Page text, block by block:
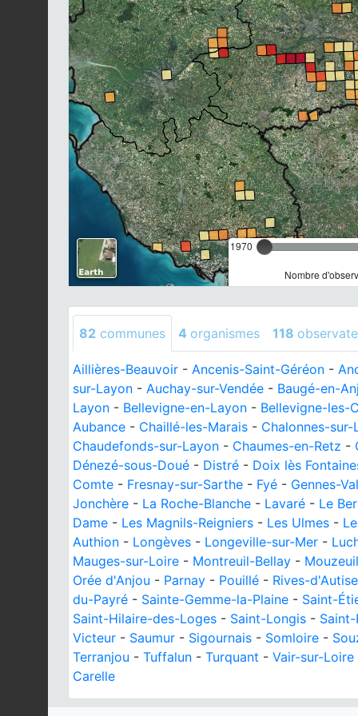
1970
Nombre
82 communes 4 organismes 118
Aillières-Beauvoir - Ancenis-Saint-Géréon -
sur-Layon - Auchay-sur-Vendée - Baugé-en-
Layon - Bellevigne-en-Layon - Bellevigne-les-
Aubance - Chaillé-les-Marais - Chalonnes-sur-
Chaudefonds-sur-Layon - Chaumes-en-Retz -
Dénezé-sous-Doué - Distré - Doix lès
Comte - Fresnay-sur-Sarthe - Fyé - Gennes-
Jonchère - La Roche-Blanche - Lavaré - Le
Dame - Les Magnils-Reigniers - Les Ulmes -
Authion - Longèves - Longeville-sur-Mer -
Mauges-sur-Loire - Montreuil-Bellay -
Orée d'Anjou - Parnay - Pouillé - Rives-d'Autise
du-Payré - Sainte-Gemme-la-Plaine - Saint-
Saint-Hilaire-des-Loges - Saint-Longis -
Victeur - Saumur - Sigournais - Somloire -
Terranjou - Tuffalun - Turquant - Vair-sur-Loire
Carelle